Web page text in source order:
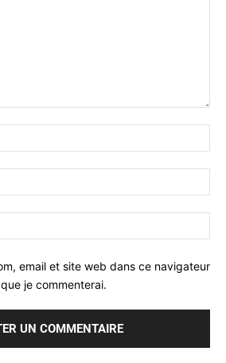
:*
:*
:
email et site web dans ce navigateur
je commenterai.